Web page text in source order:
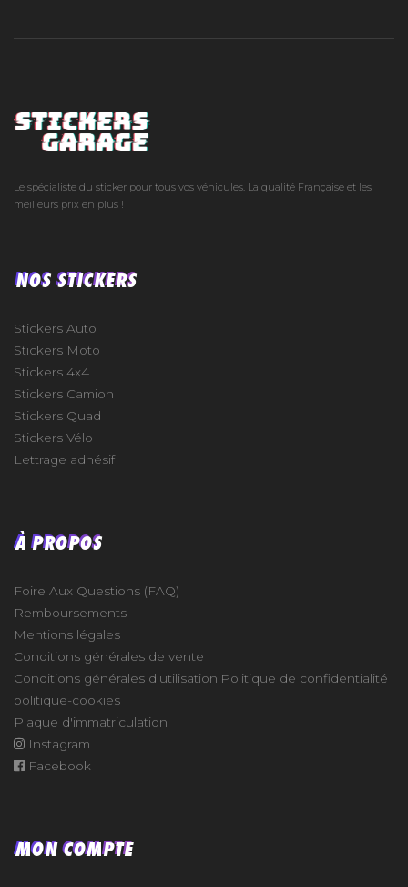
Le spécialiste du sticker pour tous vos véhicules. La qualité Française et les
meilleurs prix en plus !
NOS STICKERS
Stickers Auto
Stickers Moto
Stickers 4x4
Stickers Camion
Stickers Quad
Stickers Vélo
Lettrage adhésif
À PROPOS
Foire Aux Questions (FAQ)
Remboursements
Mentions légales
Conditions générales de vente
Conditions générales d'utilisation Politique de confidentialité
politique-cookies
Plaque d'immatriculation
Instagram
Facebook
MON COMPTE